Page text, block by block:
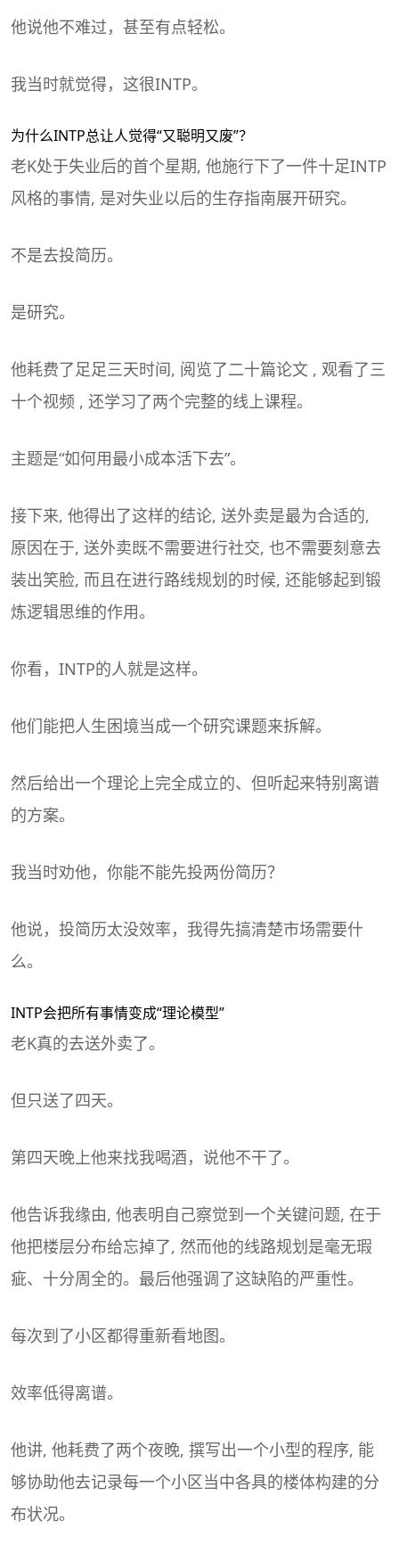
他说他不难过，甚至有点轻松。
我当时就觉得，这很INTP。
为什么INTP总让人觉得“又聪明又废”？
老K处于失业后的首个星期, 他施行下了一件十足INTP
风格的事情, 是对失业以后的生存指南展开研究。
不是去投简历。
是研究。
他耗费了足足三天时间, 阅览了二十篇论文 , 观看了三
十个视频 , 还学习了两个完整的线上课程。
主题是“如何用最小成本活下去”。
接下来, 他得出了这样的结论, 送外卖是最为合适的,
原因在于, 送外卖既不需要进行社交, 也不需要刻意去
装出笑脸, 而且在进行路线规划的时候, 还能够起到锻
炼逻辑思维的作用。
你看，INTP的人就是这样。
他们能把人生困境当成一个研究课题来拆解。
然后给出一个理论上完全成立的、但听起来特别离谱
的方案。
我当时劝他，你能不能先投两份简历？
他说，投简历太没效率，我得先搞清楚市场需要什
么。
INTP会把所有事情变成“理论模型”
老K真的去送外卖了。
但只送了四天。
第四天晚上他来找我喝酒，说他不干了。
他告诉我缘由, 他表明自己察觉到一个关键问题, 在于
他把楼层分布给忘掉了, 然而他的线路规划是毫无瑕
疵、十分周全的。最后他强调了这缺陷的严重性。
每次到了小区都得重新看地图。
效率低得离谱。
他讲, 他耗费了两个夜晚, 撰写出一个小型的程序, 能
够协助他去记录每一个小区当中各具的楼体构建的分
布状况。